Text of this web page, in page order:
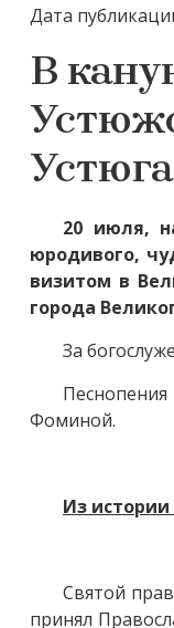
Дата
В
20 июля,
юродивого,
визитом в
города
За
Фоминой.
Из истории
Святой
принял